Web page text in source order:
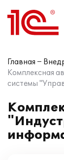
Главная
Комплексная
системы